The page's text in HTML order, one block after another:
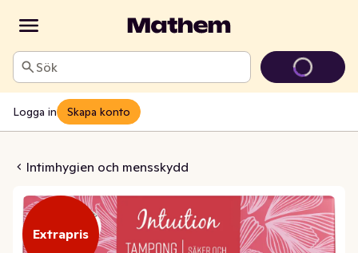
Sök
Logga in Skapa konto
Intimhygien och mensskydd
Super
Extrapris